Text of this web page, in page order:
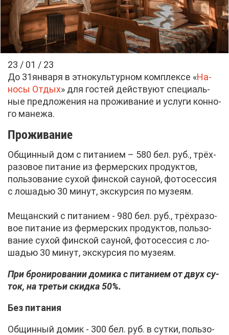
23 / 01 / 23
До 31ян­ва­ря в эт­но­куль­тур­ном ком­плек­се «На­
но­сы От­дых» для го­стей дей­ству­ют спе­ци­аль­
ные пред­ло­же­ния на про­жи­ва­ние и услу­ги кон­но­
го ма­не­жа.
Про­жи­ва­ние
Об­щин­ный дом с пи­та­ни­ем – 580 бел. руб., трёх­
ра­зо­вое пи­та­ние из фер­мер­ских про­дук­тов,
поль­зо­ва­ние су­хой фин­ской сау­ной, фо­то­сес­сия
с ло­ша­дью 30 ми­нут, экс­кур­сия по му­зе­ям.
Ме­щан­ский с пи­та­ни­ем - 980 бел. руб., трёх­ра­зо­
вое пи­та­ние из фер­мер­ских про­дук­тов, поль­зо­
ва­ние су­хой фин­ской сау­ной, фо­то­сес­сия с ло­
ша­дью 30 ми­нут, экс­кур­сия по му­зе­ям.
При бро­ни­ро­ва­нии до­ми­ка с пи­та­ни­ем от двух су­
ток, на тре­тьи скид­ка 50%.
Без пи­та­ния
Об­щин­ный до­мик - 300 бел. руб. в сут­ки, поль­зо­